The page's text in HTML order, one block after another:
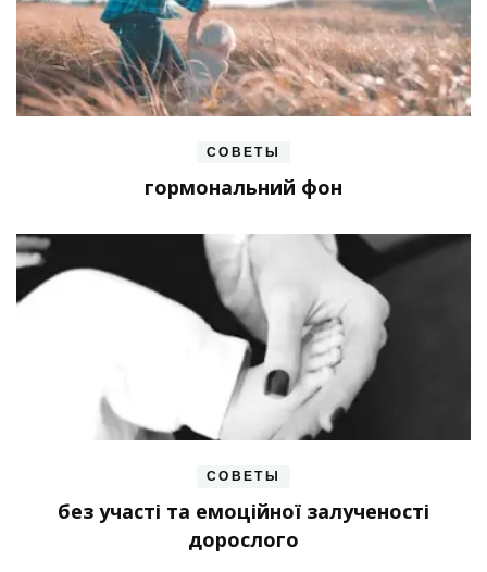
СОВЕТЫ
гормональний фон
СОВЕТЫ
без участі та емоційної залученості
дорослого